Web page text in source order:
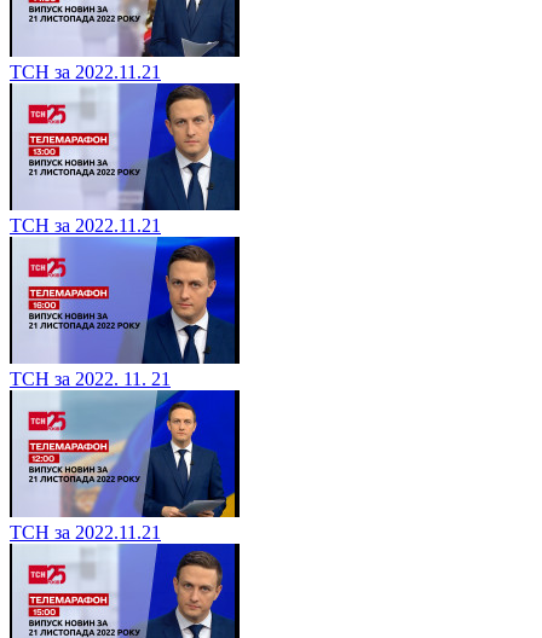
ТСН за 2022.11.21
ТСН за 2022.11.21
ТСН за 2022. 11. 21
ТСН за 2022.11.21